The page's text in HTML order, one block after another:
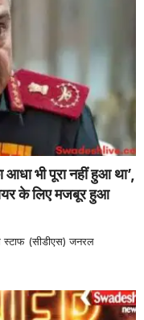
भी पूरा नहीं हुआ था’,
के लिए मजबूर हुआ
(सीडीएस) जनरल